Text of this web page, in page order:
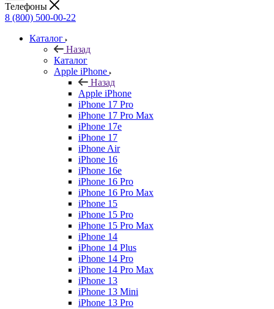
Телефоны
8 (800) 500-00-22
Каталог
Назад
Каталог
Apple iPhone
Назад
Apple iPhone
iPhone 17 Pro
iPhone 17 Pro Max
iPhone 17e
iPhone 17
iPhone Air
iPhone 16
iPhone 16e
iPhone 16 Pro
iPhone 16 Pro Max
iPhone 15
iPhone 15 Pro
iPhone 15 Pro Max
iPhone 14
iPhone 14 Plus
iPhone 14 Pro
iPhone 14 Pro Max
iPhone 13
iPhone 13 Mini
iPhone 13 Pro